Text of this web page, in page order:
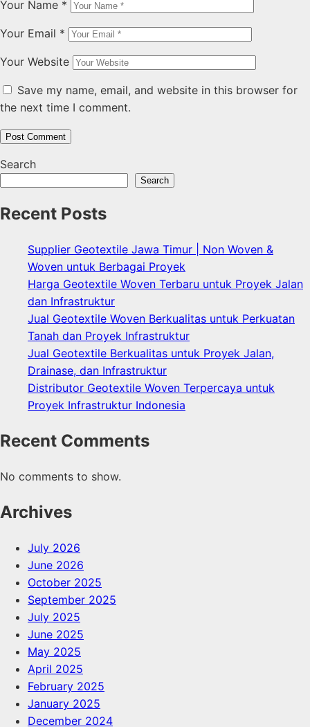
Your Name *
Your Email *
Your Website
Save my name, email, and website in this browser for
the next time I comment.
Search
Search
Recent Posts
Supplier Geotextile Jawa Timur | Non Woven &
Woven untuk Berbagai Proyek
Harga Geotextile Woven Terbaru untuk Proyek Jalan
dan Infrastruktur
Jual Geotextile Woven Berkualitas untuk Perkuatan
Tanah dan Proyek Infrastruktur
Jual Geotextile Berkualitas untuk Proyek Jalan,
Drainase, dan Infrastruktur
Distributor Geotextile Woven Terpercaya untuk
Proyek Infrastruktur Indonesia
Recent Comments
No comments to show.
Archives
July 2026
June 2026
October 2025
September 2025
July 2025
June 2025
May 2025
April 2025
February 2025
January 2025
December 2024